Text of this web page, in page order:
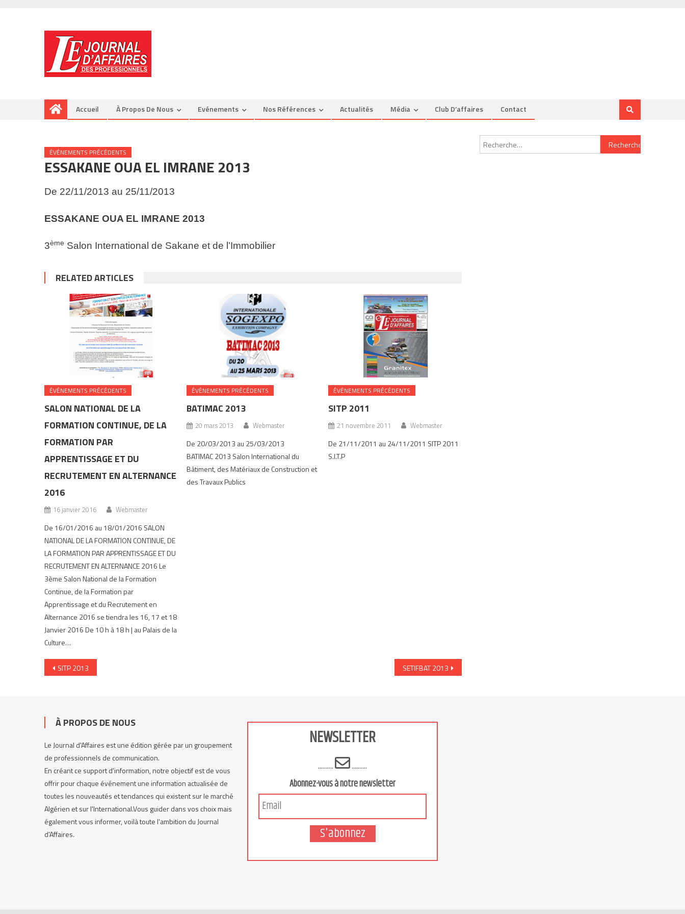
Accueil À Propos De Nous Evénements Nos Références Actualités Média Club D’affaires Contact
ÉVÉNEMENTS PRÉCÉDENTS
ESSAKANE OUA EL IMRANE 2013
De 22/11/2013 au 25/11/2013
ESSAKANE OUA EL IMRANE 2013
3ème Salon International de Sakane et de l’Immobilier
RELATED ARTICLES
ÉVÉNEMENTS PRÉCÉDENTS
SALON NATIONAL DE LA
FORMATION CONTINUE, DE LA
FORMATION PAR
APPRENTISSAGE ET DU
RECRUTEMENT EN ALTERNANCE
2016
16 janvier 2016 Webmaster
De 16/01/2016 au 18/01/2016 SALON
NATIONAL DE LA FORMATION CONTINUE, DE
LA FORMATION PAR APPRENTISSAGE ET DU
RECRUTEMENT EN ALTERNANCE 2016 Le
3ème Salon National de la Formation
Continue, de la Formation par
Apprentissage et du Recrutement en
Alternance 2016 se tiendra les 16, 17 et 18
Janvier 2016 De 10 h à 18 h | au Palais de la
Culture…
ÉVÉNEMENTS PRÉCÉDENTS
BATIMAC 2013
20 mars 2013 Webmaster
De 20/03/2013 au 25/03/2013
BATIMAC 2013 Salon International du
Bâtiment, des Matériaux de Construction et
des Travaux Publics
ÉVÉNEMENTS PRÉCÉDENTS
SITP 2011
21 novembre 2011 Webmaster
De 21/11/2011 au 24/11/2011 SITP 2011
S.I.T.P
Navigation de l’article
SITP 2013 SETIFBAT 2013
Rechercher :
À PROPOS DE NOUS
Le Journal d'Affaires est une édition gérée par un groupement
de professionnels de communication.
En créant ce support d'information, notre objectif est de vous
offrir pour chaque événement une information actualisée de
toutes les nouveautés et tendances qui existent sur le marché
Algérien et sur l'International.Vous guider dans vos choix mais
également vous informer, voilà toute l'ambition du Journal
d'Affaires.
NEWSLETTER
.......... ..........
Abonnez-vous à notre newsletter
S'abonnez